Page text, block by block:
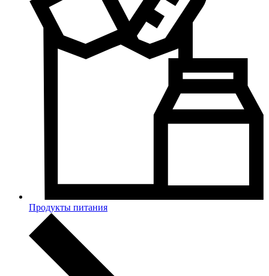
Продукты питания